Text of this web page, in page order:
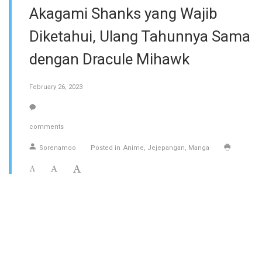
Akagami Shanks yang Wajib
Diketahui, Ulang Tahunnya Sama
dengan Dracule Mihawk
February 26, 2023
comments
Sorenamoo Posted in Anime Jejepangan Manga